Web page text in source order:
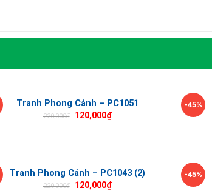
Tranh Phong Cảnh – PC1051
220,000₫ 120,000₫
-45%
Tranh Phong Cảnh – PC1043 (2)
220,000₫ 120,000₫
-45%